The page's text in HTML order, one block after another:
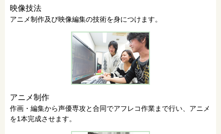
映像技法
アニメ制作及び映像編集の技術を身につけます。
アニメ制作
作画・編集から声優専攻と合同でアフレコ作業まで行い、アニメ
を1本完成させます。